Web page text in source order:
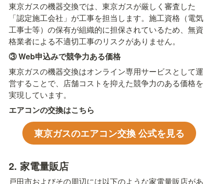
東京ガスの機器交換では、東京ガスが厳しく審査した
「認定施工会社」が工事を担当します。施工資格（電気
工事士等）の保有が組織的に担保されているため、無資
格業者による不適切工事のリスクがありません。
③ Web申込みで競争力ある価格
東京ガスの機器交換はオンライン専用サービスとして運
営することで、店舗コストを抑えた競争力のある価格を
実現しています。
エアコンの交換はこちら
東京ガスのエアコン交換 公式を見る
2. 家電量販店
戸田市およびその周辺には以下のような家電量販店があ